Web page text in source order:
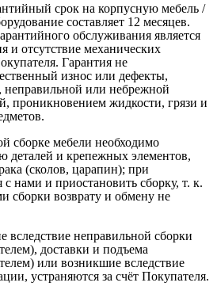
срок на корпусную мебель /
составляет 12 месяцев.
обслуживания является
и отсутствие механических
Гарантия не
износ или дефекты,
неправильной или небрежной
проникновением жидкости, грязи и
сборке мебели необходимо
деталей и крепежных элементов,
(сколов, царапин); при
с нами и приостановить сборку, т. к.
сборки возврату и обмену не
вследствие неправильной сборки
доставки и подъема
или возникшие вследствие
устраняются за счёт Покупателя.